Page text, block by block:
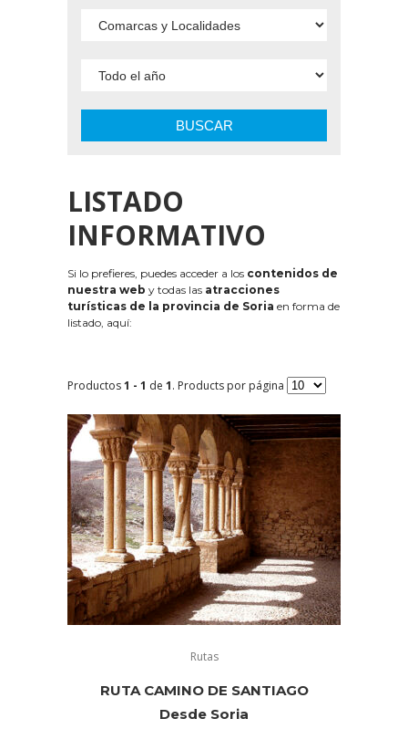
BUSCAR
LISTADO
INFORMATIVO
Si lo prefieres, puedes acceder a los contenidos de
nuestra web y todas las atracciones
turísticas de la provincia de Soria en forma de
listado, aquí:
Productos1 - 1 de 1. Products por página
Rutas
RUTA CAMINO DE SANTIAGO
Desde Soria